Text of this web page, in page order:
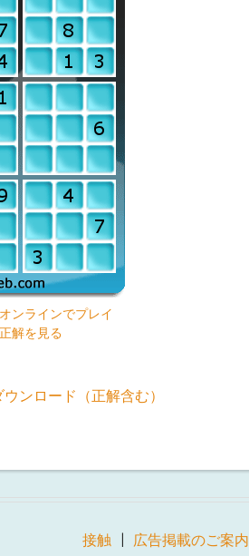
オンラインでプレイ
正解を見る
ンロード（正解含む）
接触 広告掲載のご案内